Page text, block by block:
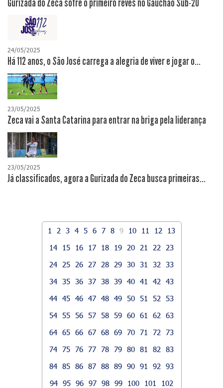
Gurizada do Zeca sofre o primeiro revés no Gauchão Sub-20
24/05/2025
Há 112 anos, o São José carrega a alegria de viver e jogar o...
23/05/2025
Zeca vai a Santa Catarina para entrar na briga pela liderança
23/05/2025
Já classificados, agora a Gurizada do Zeca busca primeiras...
1 2 3 4 5 6 7 8 9 10 11 12
13
14
15 16 17 18 19 20 21 22
23
24
25 26 27 28 29 30 31 32
33
34 35 36 37 38 39 40 41 42
43
44 45 46 47 48 49 50 51 52
53
54 55 56 57 58 59 60 61 62
63
64 65 66 67 68 69 70 71 72
73
74 75 76 77 78 79 80 81 82
83
84 85 86 87 88 89 90 91 92
93
94 95 96 97 98 99 100 101
102